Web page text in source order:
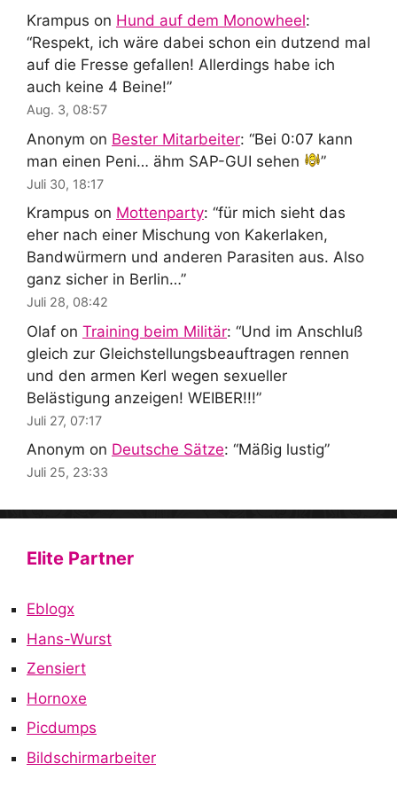
Krampus on Hund auf dem Monowheel:
“Respekt, ich wäre dabei schon ein dutzend mal
auf die Fresse gefallen! Allerdings habe ich
auch keine 4 Beine!”
Aug. 3, 08:57
Anonym on Bester Mitarbeiter: “Bei 0:07 kann
man einen Peni… ähm SAP-GUI sehen
”
Juli 30, 18:17
Krampus on Mottenparty: “für mich sieht das
eher nach einer Mischung von Kakerlaken,
Bandwürmern und anderen Parasiten aus. Also
ganz sicher in Berlin…”
Juli 28, 08:42
Olaf on Training beim Militär: “Und im Anschluß
gleich zur Gleichstellungsbeauftragen rennen
und den armen Kerl wegen sexueller
Belästigung anzeigen! WEIBER!!!”
Juli 27, 07:17
Anonym on Deutsche Sätze: “Mäßig lustig”
Juli 25, 23:33
Elite Partner
Eblogx
Hans-Wurst
Zensiert
Hornoxe
Picdumps
Bildschirmarbeiter